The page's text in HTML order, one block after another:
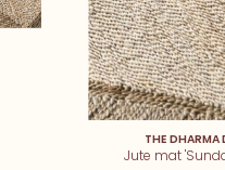
THE DHARMA
Jute mat